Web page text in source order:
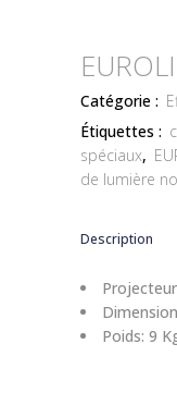
Catégorie :
Étiquettes :
spéciaux,
de lumière
Description
Poids: 9